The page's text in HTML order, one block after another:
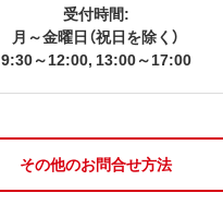
受付時間:
月～金曜日（祝日を除く）
9:30～12:00, 13:00～17:00
その他のお問合せ方法